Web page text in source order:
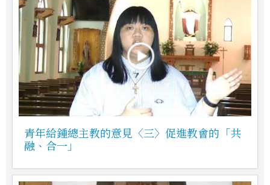
青年給鍾總主教的意見〈三〉促進教會的「共
融、合一」